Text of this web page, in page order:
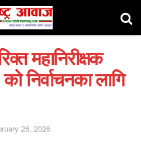
महानिरीक्षक
निर्वाचनका लागि
26, 2026